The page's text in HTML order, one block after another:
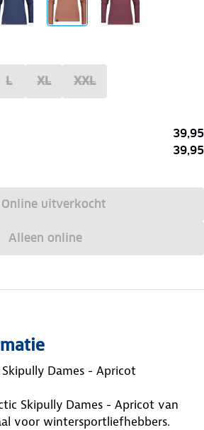
L XL XXL
39,95
39,95
Online uitverkocht
Alleen online
Dames - Apricot
Skipully Dames - Apricot van
voor wintersportliefhebbers.